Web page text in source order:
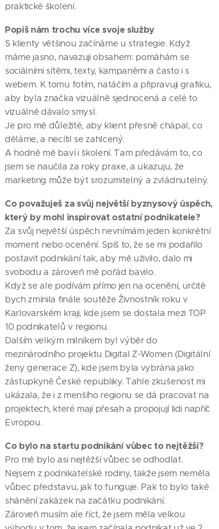
praktické školení.
Popiš nám trochu více svoje služby
S klienty většinou začínáme u strategie. Když
máme jasno, navazuji obsahem: pomáhám se
sociálními sítěmi, texty, kampaněmi a často i s
webem. K tomu fotím, natáčím a připravuji grafiku,
aby byla značka vizuálně sjednocená a celé to
vizuálně dávalo smysl.
Je pro mě důležité, aby klient přesně chápal, co
děláme, a necítil se zahlcený.
A hodně mě baví i školení. Tam předávám to, co
jsem se naučila za roky praxe, a ukazuju, že
marketing může být srozumitelný a zvládnutelný.
Co považuješ za svůj největší byznysový úspěch,
který by mohl inspirovat ostatní podnikatele?
Za svůj největší úspěch nevnímám jeden konkrétní
moment nebo ocenění. Spíš to, že se mi podařilo
postavit podnikání tak, aby mě uživilo, dalo mi
svobodu a zároveň mě pořád bavilo.
Když se ale podívám přímo jen na ocenění, určitě
bych zmínila finále soutěže Živnostník roku v
Karlovarském kraji, kde jsem se dostala mezi TOP
10 podnikatelů v regionu.
Dalším velkým milníkem byl výběr do
mezinárodního projektu Digital Z-Women (Digitální
ženy generace Z), kde jsem byla vybrána jako
zástupkyně České republiky. Tahle zkušenost mi
ukázala, že i z menšího regionu se dá pracovat na
projektech, které mají přesah a propojují lidi napříč
Evropou.
Co bylo na startu podnikání vůbec to nejtěžší?
Pro mě bylo asi nejtěžší vůbec se odhodlat.
Nejsem z podnikatelské rodiny, takže jsem neměla
vůbec představu, jak to funguje. Pak to bylo také
shánění zakázek na začátku podnikání.
Zároveň musím ale říct, že jsem měla velkou